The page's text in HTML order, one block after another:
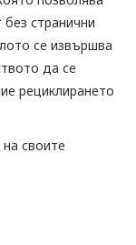
странични
се извършва
да се
рециклирането
своите